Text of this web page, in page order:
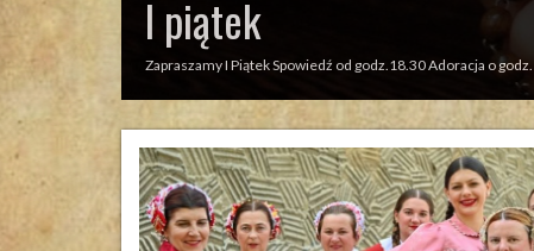
Odpust